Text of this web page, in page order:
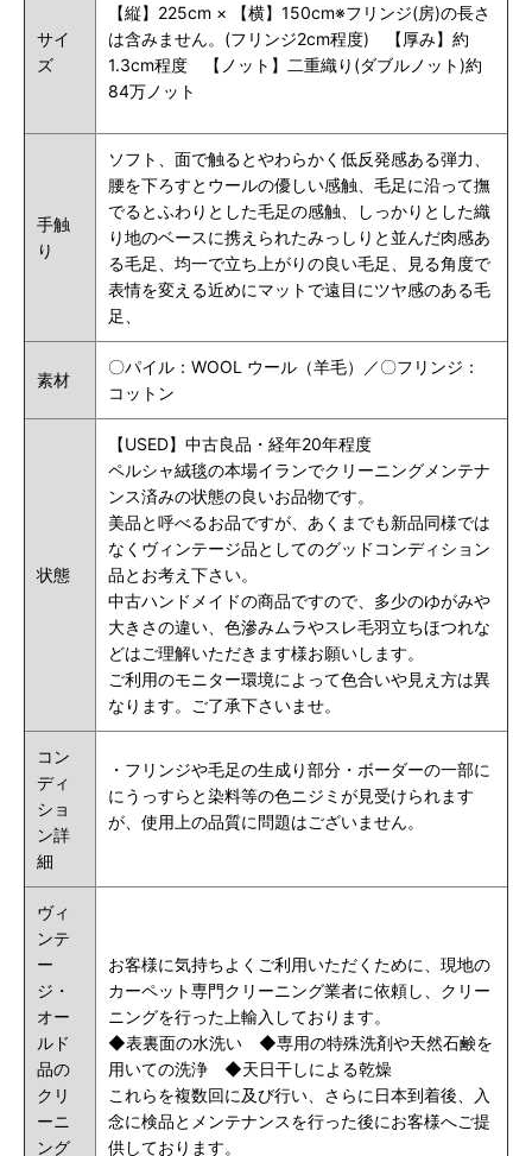
サイ
ズ
【縦】225cm × 【横】150cm※フリンジ(房)の長さ
は含みません。(フリンジ2cm程度) 【厚み】約
1.3cm程度 【ノット】二重織り(ダブルノット)約
84万ノット
手触
り
ソフト、 面で触るとやわらかく低反発感ある弾力、
腰を下ろすとウールの優しい感触、毛足に沿って撫
でるとふわりとした毛足の感触 、しっかりとした織
り地のベースに携えられたみっしりと並んだ肉感あ
る毛足、均一で立ち上がりの良い毛足、見る角度で
表情を変える近めにマットで遠目にツヤ感のある毛
足、
素材
〇パイル：WOOL ウール（羊毛）／〇フリンジ：
コットン
状態
【USED】中古良品・経年20年程度
ペルシャ絨毯の本場イランでクリーニングメンテナ
ンス済みの状態の良いお品物です。
美品と呼べるお品ですが、あくまでも新品同様では
なくヴィンテージ品としてのグッドコンディション
品とお考え下さい。
中古ハンドメイドの商品ですので、多少のゆがみや
大きさの違い、色滲みムラやスレ毛羽立ちほつれな
どはご理解いただきます様お願いします。
ご利用のモニター環境によって色合いや見え方は異
なります。ご了承下さいませ。
コン
ディ
ショ
ン詳
細
・フリンジや毛足の生成り部分・ボーダーの一部に
にうっすらと染料等の色ニジミが見受けられます
が、使用上の品質に問題はございません。
ヴィ
ンテ
ー
ジ・
オー
ルド
品の
クリ
ーニ
ング
お客様に気持ちよくご利用いただくために、現地の
カーペット専門クリーニング業者に依頼し、クリー
ニングを行った上輸入しております。
◆表裏面の水洗い ◆専用の特殊洗剤や天然石鹸を
用いての洗浄 ◆天日干しによる乾燥
これらを複数回に及び行い、さらに日本到着後、入
念に検品とメンテナンスを行った後にお客様へご提
供しております。